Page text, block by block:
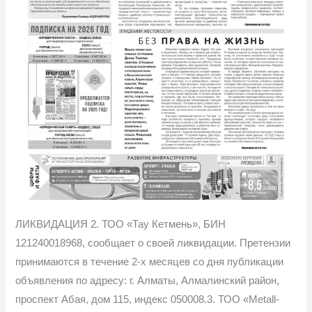
ЛИКВИДАЦИЯ 2. ТОО «Тау Кетмень», БИН
121240018968, сообщает о своей ликвидации. Претензии
принимаются в течение 2-х месяцев со дня публикации
объявления по адресу: г. Алматы, Алмалинский район,
проспект Абая, дом 115, индекс 050008.3. ТОО «Metall-